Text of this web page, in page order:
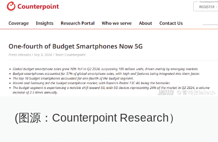
(图源：Counterpoint Research）